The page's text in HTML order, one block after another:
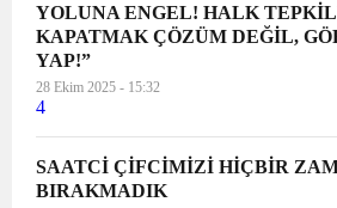
YOLUNA ENGEL! HALK
KAPATMAK ÇÖZÜM DEĞİL,
YAP!”
28 Ekim 2025 - 15:32
4
SAATCİ ÇİFCİMİZİ HİÇBİR
BIRAKMADIK